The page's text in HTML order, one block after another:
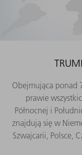
Obejmująca ponad
prawie
Północnej i
znajdują się w
Szwajcarii, Polsce,